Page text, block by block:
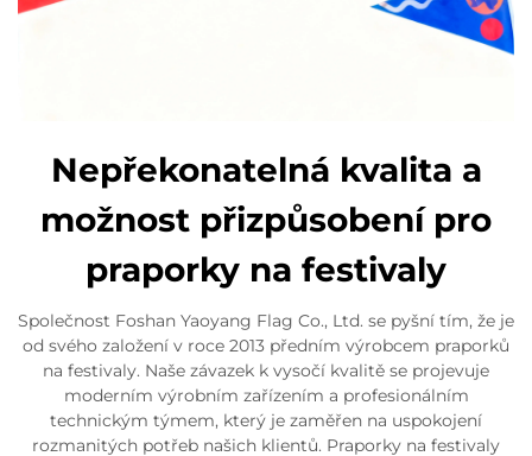
Nepřekonatelná kvalita a
možnost přizpůsobení pro
praporky na festivaly
Společnost Foshan Yaoyang Flag Co., Ltd. se pyšní tím, že je
od svého založení v roce 2013 předním výrobcem praporků
na festivaly. Naše závazek k vysočí kvalitě se projevuje
moderním výrobním zařízením a profesionálním
technickým týmem, který je zaměřen na uspokojení
rozmanitých potřeb našich klientů. Praporky na festivaly